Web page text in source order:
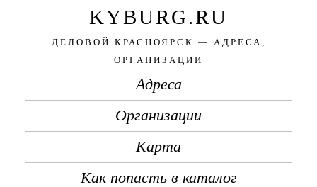
KYBURG.RU
ДЕЛОВОЙ КРАСНОЯРСК — АДРЕСА,
ОРГАНИЗАЦИИ
Адреса
Организации
Карта
Как попасть в каталог